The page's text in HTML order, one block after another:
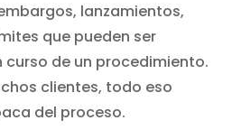
lanzamientos,
que pueden ser
curso de un procedimiento.
clientes, todo eso
del proceso.